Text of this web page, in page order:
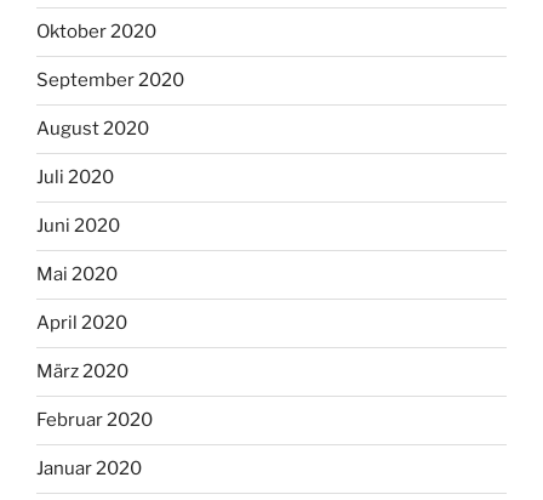
Oktober 2020
September 2020
August 2020
Juli 2020
Juni 2020
Mai 2020
April 2020
März 2020
Februar 2020
Januar 2020